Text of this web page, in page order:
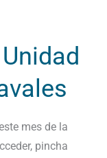
mes de la
pincha